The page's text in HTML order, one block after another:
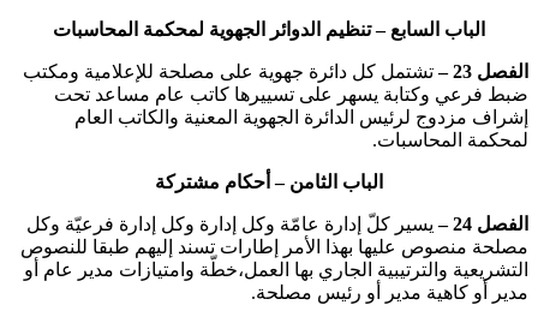
الباب السابع – تنظيم الدوائر الجهوية لمحكمة المحاسبات
الفصل 23 –
تشتمل كل دائرة جهوية على مصلحة للإعلامية ومكتب
ضبط فرعي وكتابة يسهر على تسييرها كاتب عام مساعد تحت
إشراف مزدوج لرئيس الدائرة الجهوية المعنية والكاتب العام
لمحكمة المحاسبات.
الباب الثامن – أحكام مشتركة
الفصل 24 –
يسير كلّ إدارة عامّة وكل إدارة وكل إدارة فرعيّة وكل
مصلحة منصوص عليها بهذا الأمر إطارات تسند إليهم طبقا للنصوص
التشريعية والترتيبية الجاري بها العمل،خطّة وامتيازات مدير عام أو
مدير أو كاهية مدير أو رئيس مصلحة.